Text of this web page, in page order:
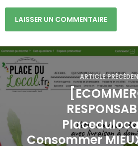
N
a
g
ARTICLE
Consommer